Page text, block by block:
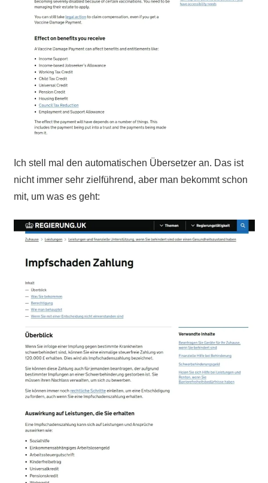
Ich stell mal den automatischen Übersetzer an. Das ist
nicht immer sehr zielführend, aber man bekommt schon
mit, um was es geht: